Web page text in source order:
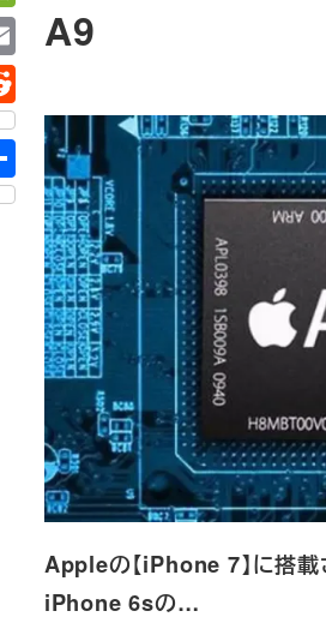
A9
Appleの【iPhone 7】に搭載
iPhone 6sの…